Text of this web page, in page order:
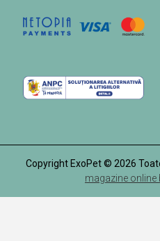
Copyright ExoPet © 2026
magazine online